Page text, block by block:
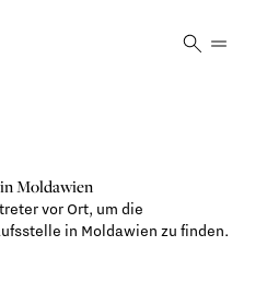
Moldawien
vor Ort, um die
in Moldawien zu finden.